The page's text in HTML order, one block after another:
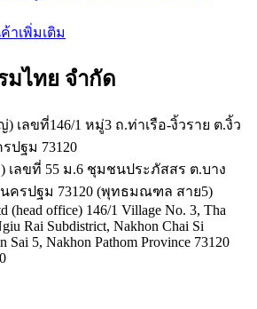
าเพิ่มเติม
มไทย จำกัด
เลขที่146/1 หมู่3 ถ.ท่าเรือ-งิ้วราย ต.งิ้ว
ปฐม 73120
เลขที่ 55 ม.6 ชุมชนประภัสสร ต.บาง
ครปฐม 73120 (พุทธมณฑล สาย5)
(head office) 146/1 Village No. 3, Tha
Rai Subdistrict, Nakhon Chai Si
Sai 5, Nakhon Pathom Province 73120